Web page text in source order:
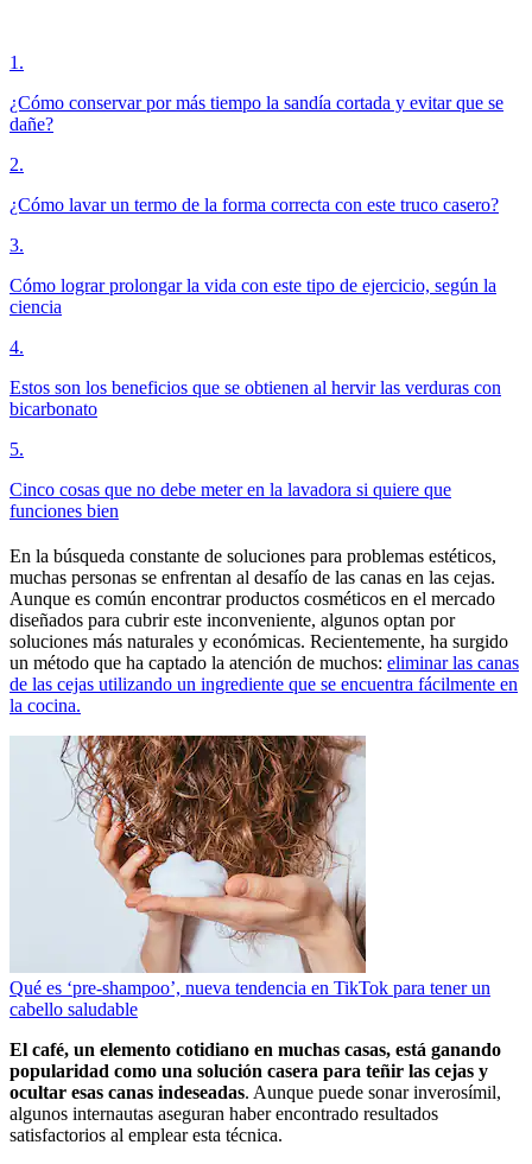
1 .
¿Cómo conservar por más tiempo la sandía cortada y evitar que se
dañe?
2.
¿Cómo lavar un termo de la forma correcta con este truco casero?
3.
Cómo lograr prolongar la vida con este tipo de ejercicio, según la
ciencia
4.
Estos son los beneficios que se obtienen al hervir las verduras con
bicarbonato
5.
Cinco cosas que no debe meter en la lavadora si quiere que
funciones bien
En la búsqueda constante de soluciones para problemas estéticos,
muchas personas se enfrentan al desafío de las canas en las cejas.
Aunque es común encontrar productos cosméticos en el mercado
diseñados para cubrir este inconveniente, algunos optan por
soluciones más naturales y económicas. Recientemente, ha surgido
un método que ha captado la atención de muchos: eliminar las canas
de las cejas utilizando un ingrediente que se encuentra fácilmente en
la cocina.
Qué es ‘pre-shampoo’, nueva tendencia en TikTok para tener un
cabello saludable
El café, un elemento cotidiano en muchas casas, está ganando
popularidad como una solución casera para teñir las cejas y
ocultar esas canas indeseadas. Aunque puede sonar inverosímil,
algunos internautas aseguran haber encontrado resultados
satisfactorios al emplear esta técnica.